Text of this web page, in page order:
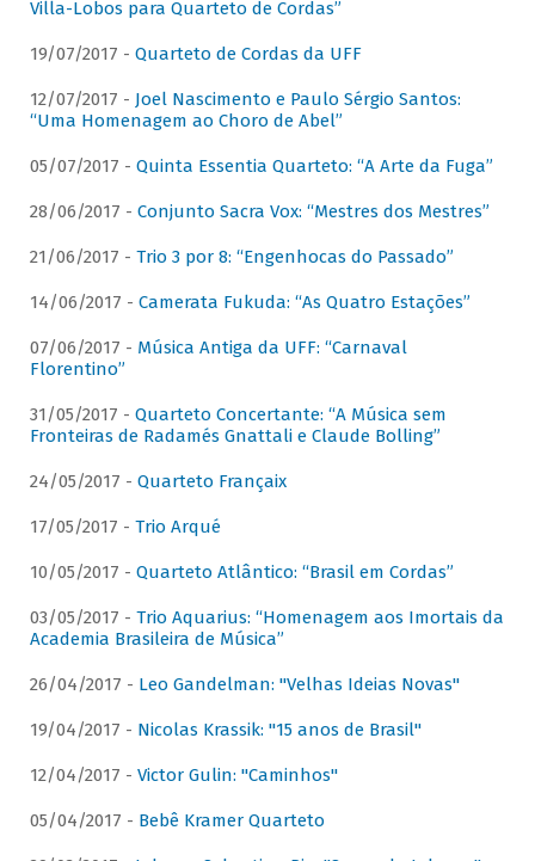
Villa-Lobos para Quarteto de Cordas”
19/07/2017 - Quarteto de Cordas da UFF
12/07/2017 - Joel Nascimento e Paulo Sérgio Santos:
“Uma Homenagem ao Choro de Abel”
05/07/2017 - Quinta Essentia Quarteto: “A Arte da Fuga”
28/06/2017 - Conjunto Sacra Vox: “Mestres dos Mestres”
21/06/2017 - Trio 3 por 8: “Engenhocas do Passado”
14/06/2017 - Camerata Fukuda: “As Quatro Estações”
07/06/2017 - Música Antiga da UFF: “Carnaval
Florentino”
31/05/2017 - Quarteto Concertante: “A Música sem
Fronteiras de Radamés Gnattali e Claude Bolling”
24/05/2017 - Quarteto Françaix
17/05/2017 - Trio Arqué
10/05/2017 - Quarteto Atlântico: “Brasil em Cordas”
03/05/2017 - Trio Aquarius: “Homenagem aos Imortais da
Academia Brasileira de Música”
26/04/2017 - Leo Gandelman: "Velhas Ideias Novas"
19/04/2017 - Nicolas Krassik: "15 anos de Brasil"
12/04/2017 - Victor Gulin: "Caminhos"
05/04/2017 - Bebê Kramer Quarteto